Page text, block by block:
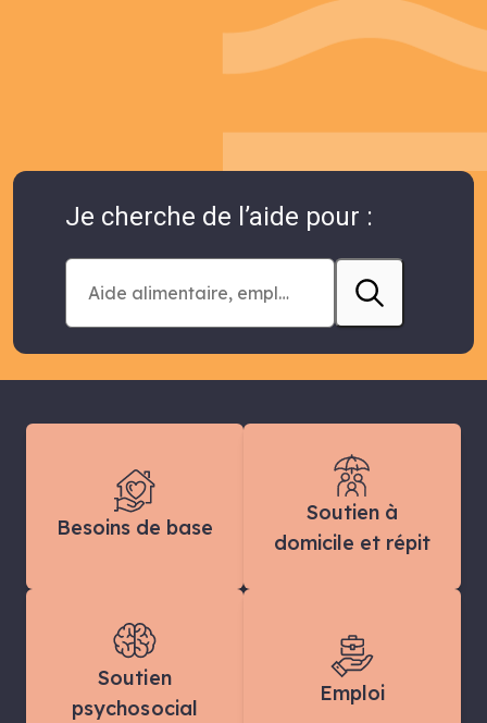
Je cherche de l’aide pour :
Besoins de base
Soutien à
domicile et répit
Soutien
psychosocial
Emploi